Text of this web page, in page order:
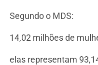
Segundo o MDS:
14,02 milhões de
elas representam